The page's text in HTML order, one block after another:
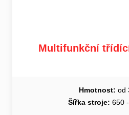
Multifunkční
Hmotnost: od
Šířka stroje: 650